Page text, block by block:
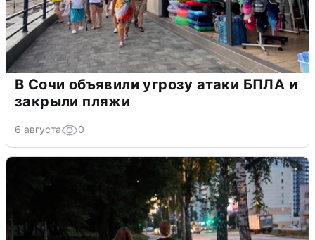
В Сочи объявили угрозу атаки БПЛА и
закрыли пляжи
6 августа 0